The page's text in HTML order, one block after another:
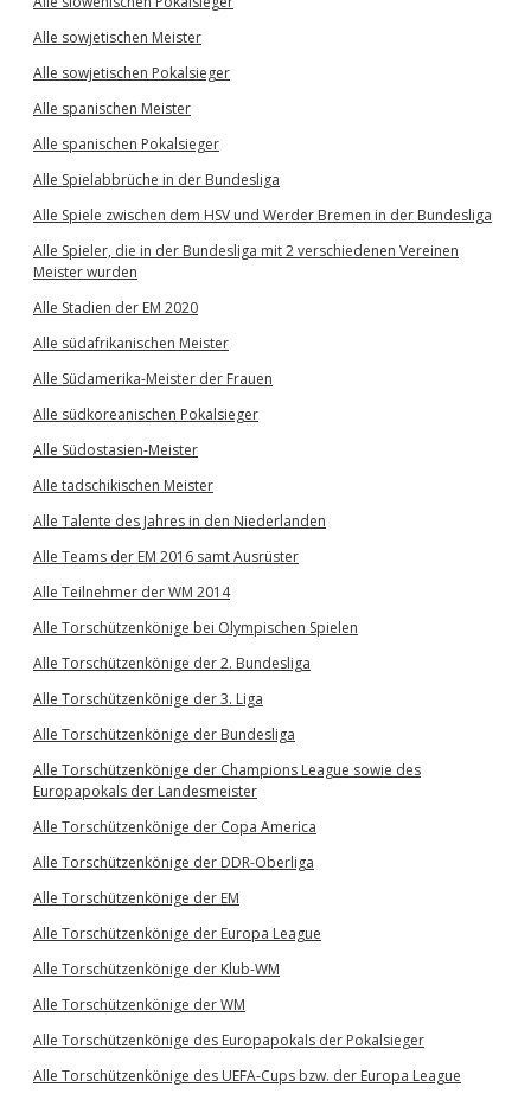
Alle sowjetischen Meister
Alle sowjetischen Pokalsieger
Alle spanischen Meister
Alle spanischen Pokalsieger
Alle Spielabbrüche in der Bundesliga
Alle Spiele zwischen dem HSV und Werder Bremen in der Bundesliga
Alle Spieler, die in der Bundesliga mit 2 verschiedenen Vereinen
Meister wurden
Alle Stadien der EM 2020
Alle südafrikanischen Meister
Alle Südamerika-Meister der Frauen
Alle südkoreanischen Pokalsieger
Alle Südostasien-Meister
Alle tadschikischen Meister
Alle Talente des Jahres in den Niederlanden
Alle Teams der EM 2016 samt Ausrüster
Alle Teilnehmer der WM 2014
Alle Torschützenkönige bei Olympischen Spielen
Alle Torschützenkönige der 2. Bundesliga
Alle Torschützenkönige der 3. Liga
Alle Torschützenkönige der Bundesliga
Alle Torschützenkönige der Champions League sowie des
Europapokals der Landesmeister
Alle Torschützenkönige der Copa America
Alle Torschützenkönige der DDR-Oberliga
Alle Torschützenkönige der EM
Alle Torschützenkönige der Europa League
Alle Torschützenkönige der Klub-WM
Alle Torschützenkönige der WM
Alle Torschützenkönige des Europapokals der Pokalsieger
Alle Torschützenkönige des UEFA-Cups bzw. der Europa League